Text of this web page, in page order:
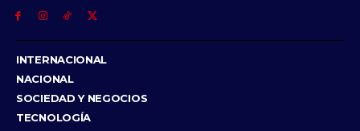
INTERNACIONAL
NACIONAL
SOCIEDAD Y NEGOCIOS
TECNOLOGÍA